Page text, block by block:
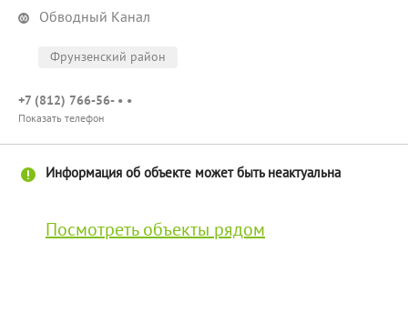
Обводный Канал
Фрунзенский район
+7 (812) 766-56- • •
Показать телефон
Информация об объекте может быть неактуальна
Посмотреть объекты рядом